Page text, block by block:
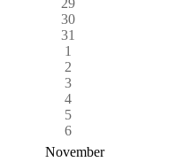
30
31
1
2
3
4
5
6
November